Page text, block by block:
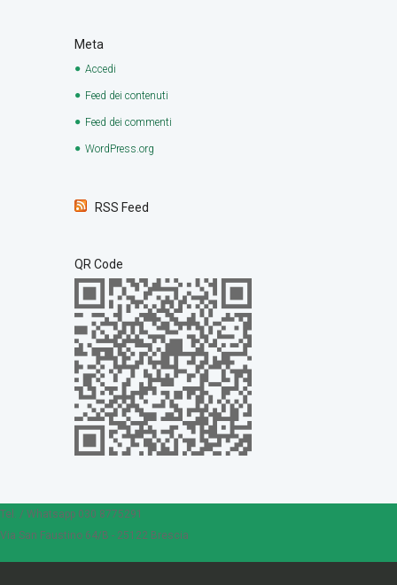
Meta
Accedi
Feed dei contenuti
Feed dei commenti
WordPress.org
RSS Feed
QR Code
Tel. / Whatsapp 030 8775291
Via San Faustino 64/B - 25122 Brescia